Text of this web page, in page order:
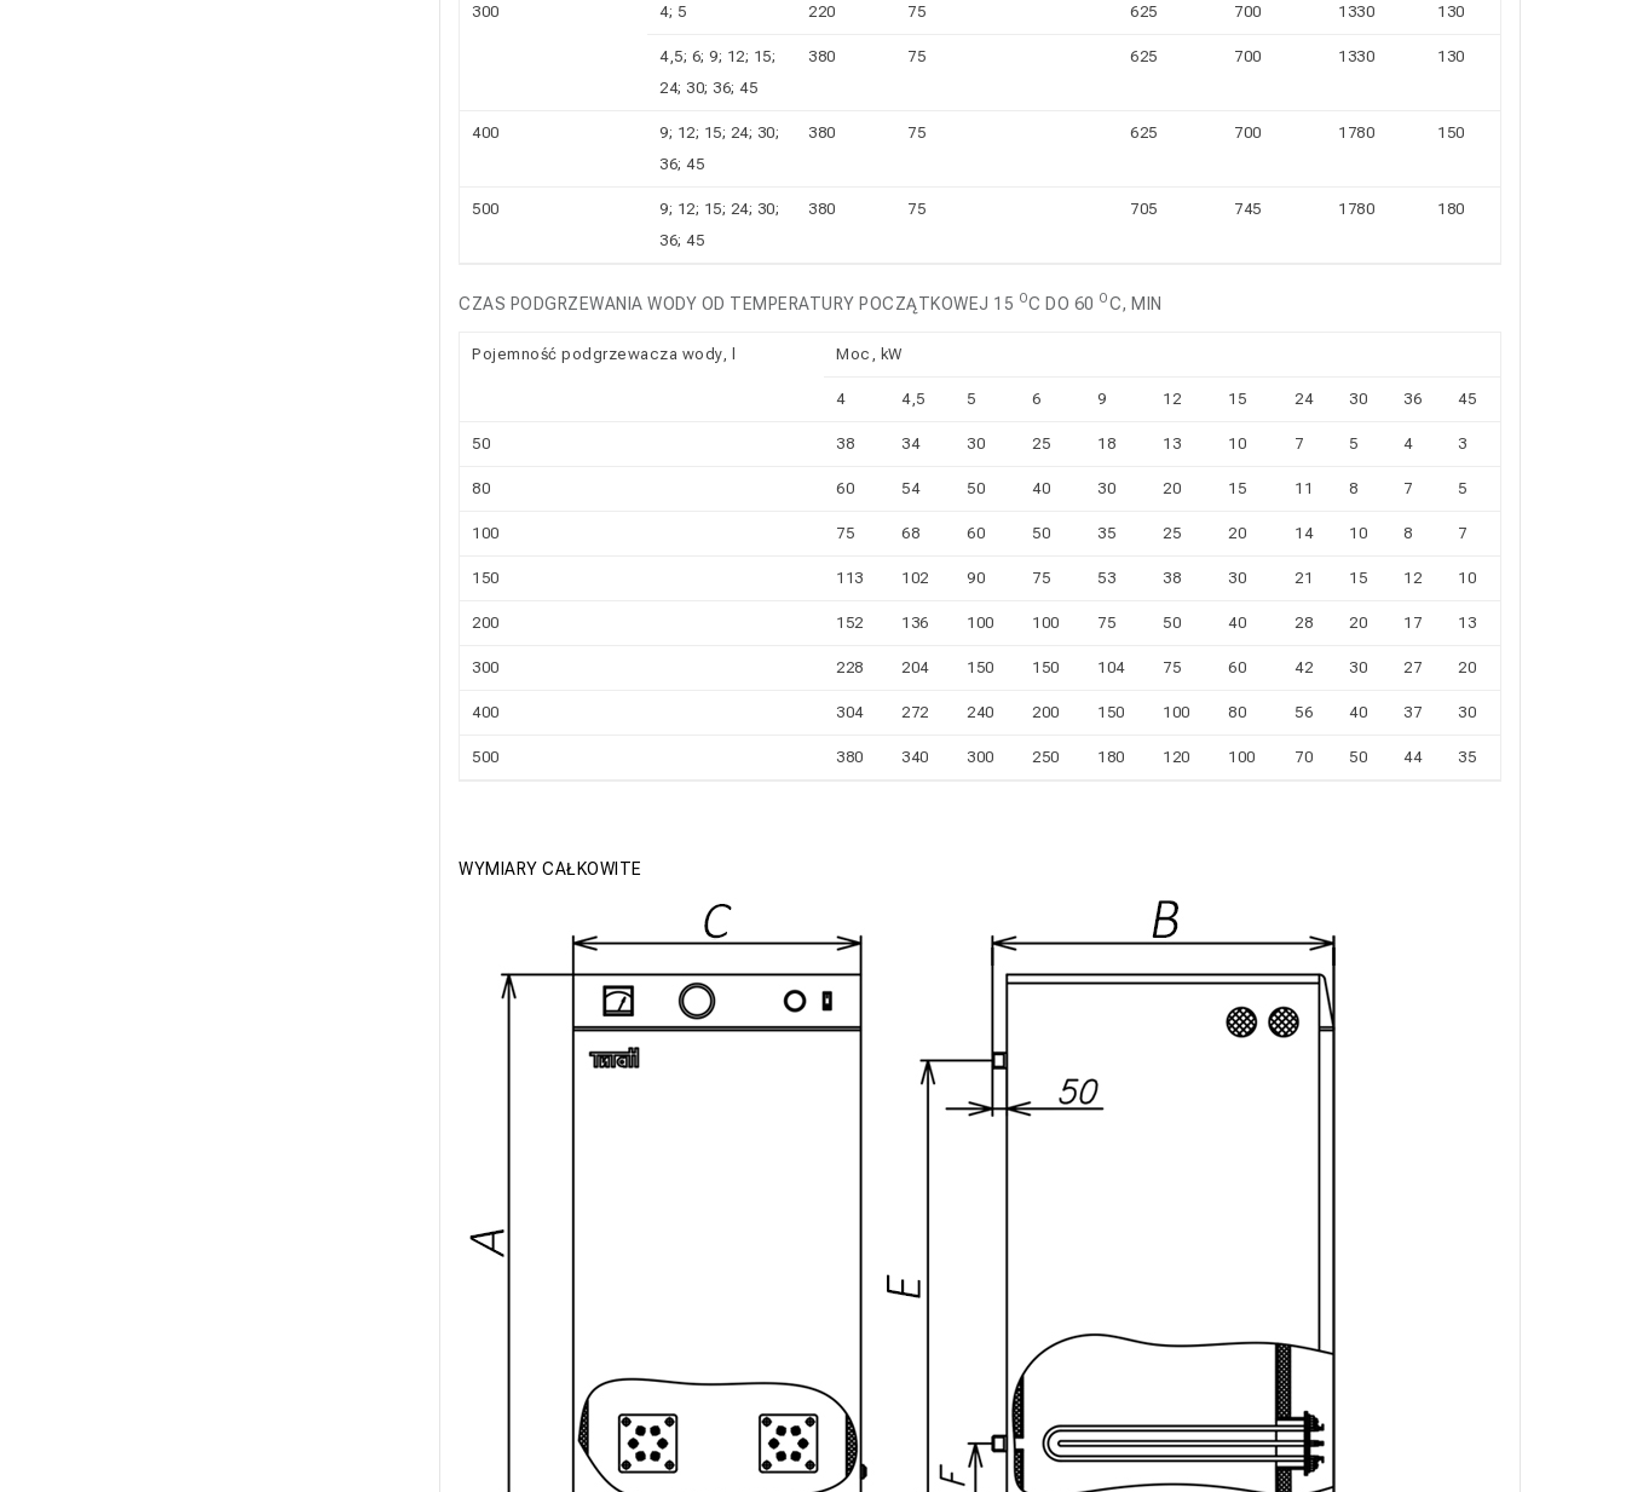
300 4; 5 220 75 625 700 1330 130
4,5; 6; 9; 12; 15;
24; 30; 36; 45
380 75 625 700 1330 130
400
9; 12; 15; 24; 30;
36; 45
380 75 625 700 1780 150
500
9; 12; 15; 24; 30;
36; 45
380 75 705 745 1780 180
CZAS PODGRZEWANIA WODY OD TEMPERATURY POCZĄTKOWEJ 15 OC DO 60 OC, MIN
Pojemność podgrzewacza wody, l Moc, kW
4 4,5 5 6 9 12 15 24 30 36 45
50 38 34 30 25 18 13 10 7 5 4 3
80 60 54 50 40 30 20 15 11 8 7 5
100 75 68 60 50 35 25 20 14 10 8 7
150 113 102 90 75 53 38 30 21 15 12 10
200 152 136 100 100 75 50 40 28 20 17 13
300 228 204 150 150 104 75 60 42 30 27 20
400 304 272 240 200 150 100 80 56 40 37 30
500 380 340 300 250 180 120 100 70 50 44 35
WYMIARY CAŁKOWITE